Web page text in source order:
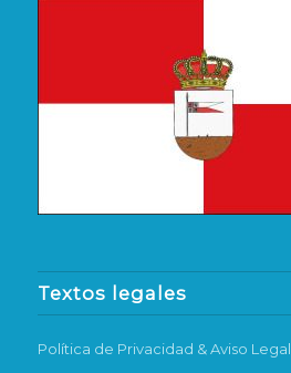
Textos legales
Política de Privacidad & Aviso Legal